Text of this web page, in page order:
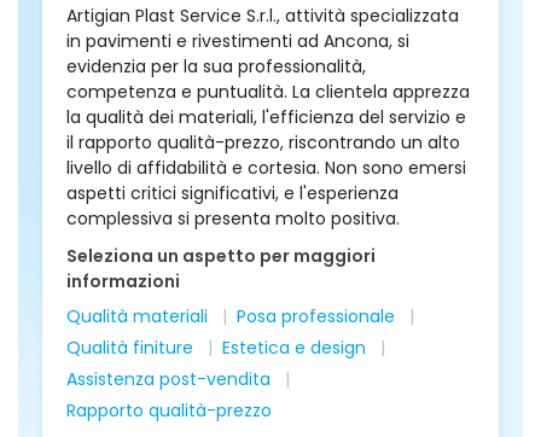
Artigian Plast Service S.r.l., attività specializzata
in pavimenti e rivestimenti ad Ancona, si
evidenzia per la sua professionalità,
competenza e puntualità. La clientela apprezza
la qualità dei materiali, l'efficienza del servizio e
il rapporto qualità-prezzo, riscontrando un alto
livello di affidabilità e cortesia. Non sono emersi
aspetti critici significativi, e l'esperienza
complessiva si presenta molto positiva.
Seleziona un aspetto per maggiori
informazioni
Qualità materiali
Posa professionale
Qualità finiture
Estetica e design
Assistenza post-vendita
Rapporto qualità-prezzo